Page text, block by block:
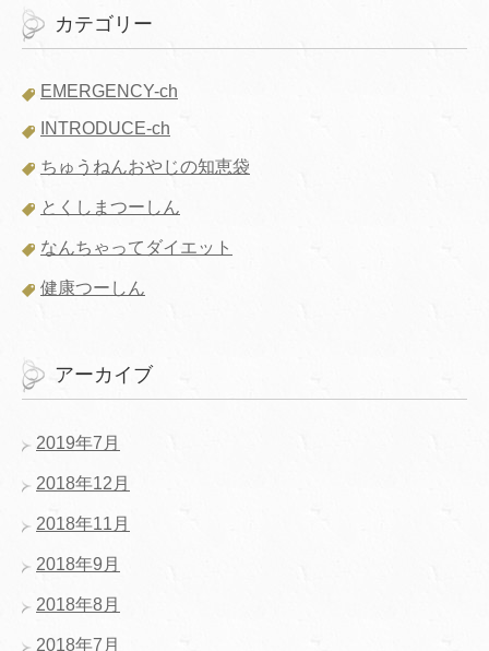
カテゴリー
EMERGENCY-ch
INTRODUCE-ch
ちゅうねんおやじの知恵袋
とくしまつーしん
なんちゃってダイエット
健康つーしん
アーカイブ
2019年7月
2018年12月
2018年11月
2018年9月
2018年8月
2018年7月